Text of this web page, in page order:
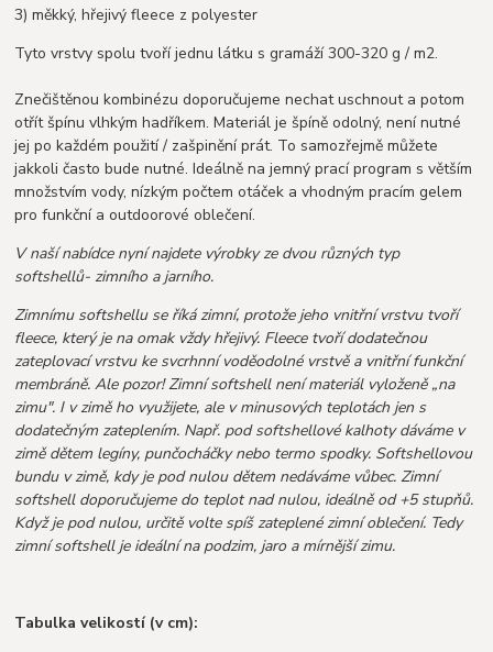
3) měkký, hřejivý fleece z polyester
Tyto vrstvy spolu tvoří jednu látku s gramáží 300-320 g / m2.
Znečištěnou kombinézu doporučujeme nechat uschnout a potom
otřít špínu vlhkým hadříkem. Materiál je špíně odolný, není nutné
jej po každém použití / zašpinění prát. To samozřejmě můžete
jakkoli často bude nutné. Ideálně na jemný prací program s větším
množstvím vody, nízkým počtem otáček a vhodným pracím gelem
pro funkční a outdoorové oblečení.
V naší nabídce nyní najdete výrobky ze dvou různých typ
softshellů- zimního a jarního.
Zimnímu softshellu se říká zimní, protože jeho vnitřní vrstvu tvoří
fleece, který je na omak vždy hřejivý. Fleece tvoří dodatečnou
zateplovací vrstvu ke svcrhnní voděodolné vrstvě a vnitřní funkční
membráně. Ale pozor! Zimní softshell není materiál vyloženě „na
zimu". I v zimě ho využijete, ale v minusových teplotách jen s
dodatečným zateplením. Např. pod softshellové kalhoty dáváme v
zimě dětem legíny, punčocháčky nebo termo spodky. Softshellovou
bundu v zimě, kdy je pod nulou dětem nedáváme vůbec. Zimní
softshell doporučujeme do teplot nad nulou, ideálně od +5 stupňů.
Když je pod nulou, určitě volte spíš zateplené zimní oblečení. Tedy
zimní softshell je ideální na podzim, jaro a mírnější zimu.
Tabulka velikostí (v cm):